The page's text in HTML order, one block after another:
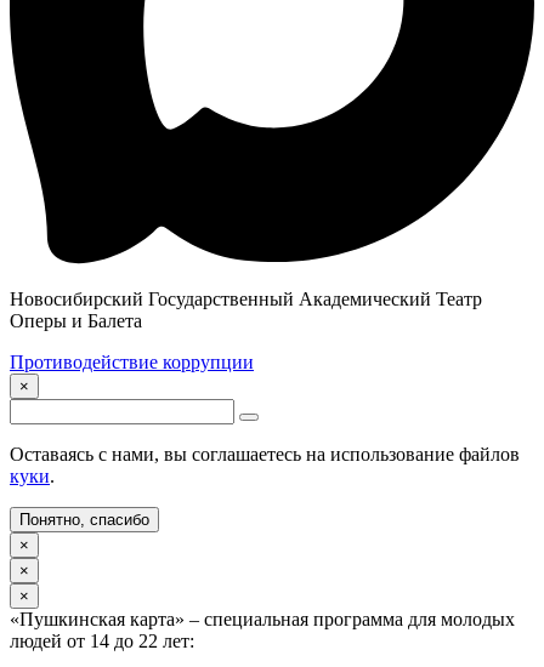
Новосибирский Государственный Академический Театр
Оперы и Балета
Противодействие коррупции
×
Оставаясь с нами, вы соглашаетесь на использование файлов
куки.
Понятно, спасибо
×
×
×
«Пушкинская карта» – специальная программа для молодых
людей от 14 до 22 лет: